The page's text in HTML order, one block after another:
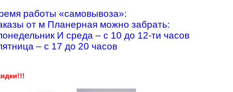
работы «самовывоза»:
от м Планерная можно забрать:
И среда – с 10 до 12-ти часов
– с 17 до 20 часов